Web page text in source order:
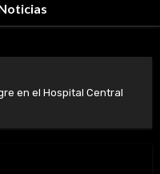
en el Hospital Central